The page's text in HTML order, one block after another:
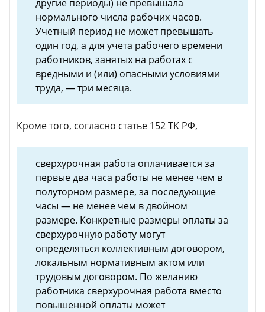
другие периоды) не превышала
нормального числа рабочих часов.
Учетный период не может превышать
один год, а для учета рабочего времени
работников, занятых на работах с
вредными и (или) опасными условиями
труда, — три месяца.
Кроме того, согласно статье 152 ТК РФ,
сверхурочная работа оплачивается за
первые два часа работы не менее чем в
полуторном размере, за последующие
часы — не менее чем в двойном
размере. Конкретные размеры оплаты за
сверхурочную работу могут
определяться коллективным договором,
локальным нормативным актом или
трудовым договором. По желанию
работника сверхурочная работа вместо
повышенной оплаты может